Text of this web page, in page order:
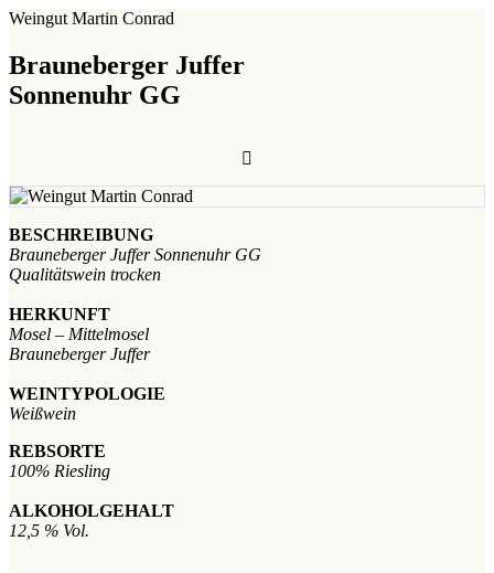
Weingut Martin Conrad
Brauneberger Juffer
Sonnenuhr GG
BESCHREIBUNG
Brauneberger Juffer Sonnenuhr GG
Qualitätswein trocken
HERKUNFT
Mosel – Mittelmosel
Brauneberger Juffer
WEINTYPOLOGIE
Weißwein
REBSORTE
100% Riesling
ALKOHOLGEHALT
12,5 % Vol.